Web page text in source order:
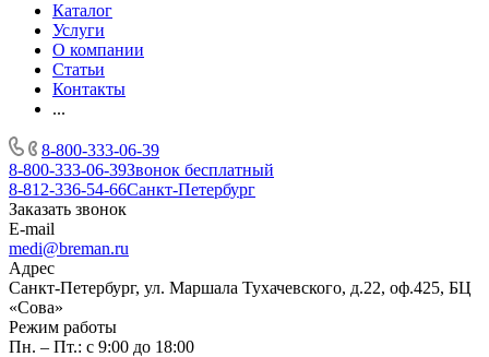
Каталог
Услуги
О компании
Статьи
Контакты
...
8-800-333-06-39
8-800-333-06-39Звонок бесплатный
8-812-336-54-66Санкт-Петербург
Заказать звонок
E-mail
medi@breman.ru
Адрес
Санкт-Петербург, ул. Маршала Тухачевского, д.22, оф.425, БЦ
«Сова»
Режим работы
Пн. – Пт.: с 9:00 до 18:00